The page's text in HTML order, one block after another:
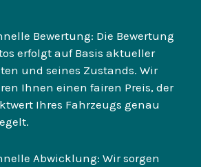
Bewertung: Die Bewertung
erfolgt auf Basis aktueller
und seines Zustands. Wir
Ihnen einen fairen Preis, der
Ihres Fahrzeugs genau
Abwicklung: Wir sorgen